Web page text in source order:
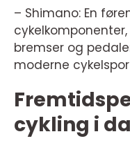
– Shimano: En
bremser og
moderne
cykling i